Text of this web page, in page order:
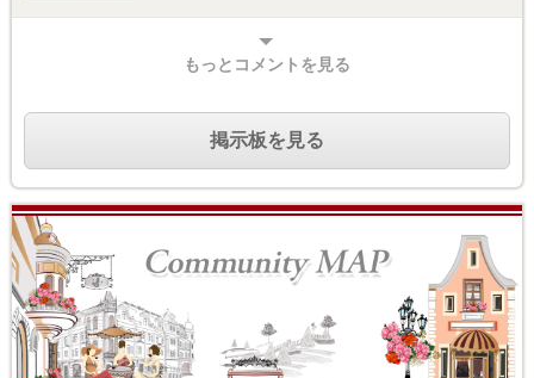
もっとコメントを見る
掲示板を見る